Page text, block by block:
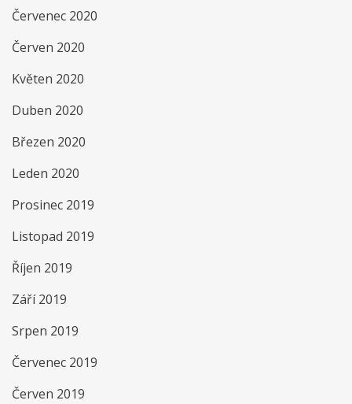
Červenec 2020
Červen 2020
Květen 2020
Duben 2020
Březen 2020
Leden 2020
Prosinec 2019
Listopad 2019
Říjen 2019
Září 2019
Srpen 2019
Červenec 2019
Červen 2019